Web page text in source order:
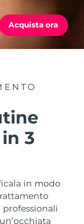
Acquista ora
3
in modo
professionali
stimata08.08.2026
stimata13.08.2026
stimata
stimata08.08.2026